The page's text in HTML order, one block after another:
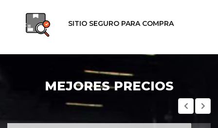
SITIO SEGURO PARA COMPRA
MEJORES PRECIOS